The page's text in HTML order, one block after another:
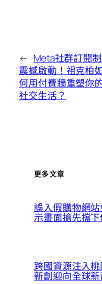
← Meta社群訂閱制
震撼啟動！祖克柏
何用付費牆重塑你
社交生活？
更多文章
誤入假購物網
示畫面搶先擋
跨國資源注入
新創迎向全球